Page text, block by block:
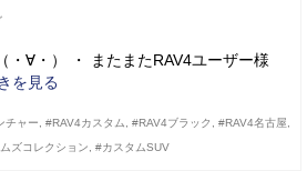
・∀・） ・ またまたRAV4ユーザー様
を見る
チャー #RAV4カスタム #RAV4ブラック #RAV4名古屋
ズコレクション #カスタムSUV